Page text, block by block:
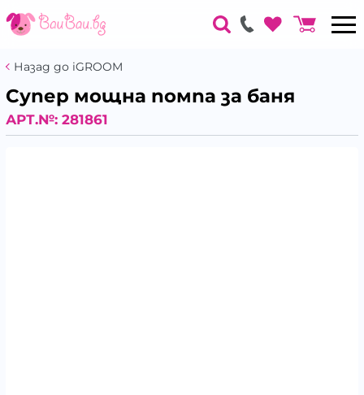
Назад до iGROOM
Супер мощна помпа за баня
АРТ.№: 281861